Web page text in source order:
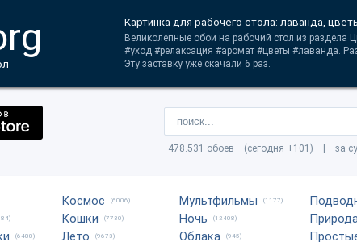
Картинка для рабочего стола: лаванда,
Великолепные обои на рабочий стол из раздела
#уход #релаксация #аромат #цветы #лаванда.
Эту заставку уже скачали 6 раз.
478.531 обоев (сегодня +101) | за
(6488)
Космос (6006)
Кошки (7730)
Лето (9673)
Мультфильмы (1177)
Ночь (12408)
Облака (945)